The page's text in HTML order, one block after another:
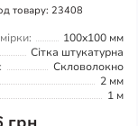
товару: 23408
100x100 мм
Сітка штукатурна
Скловолокно
2 мм
1 м